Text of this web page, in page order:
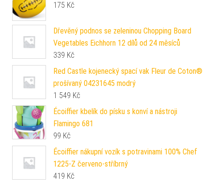
175 Kč
Dřevěný podnos se zeleninou Chopping Board
Vegetables Eichhorn 12 dílů od 24 měsíců
339 Kč
Red Castle kojenecký spací vak Fleur de Coton®
prošívaný 04231645 modrý
1 549 Kč
Écoiffier kbelík do písku s konví a nástroji
Flamingo 681
99 Kč
Écoiffier nákupní vozík s potravinami 100% Chef
1225-Z červeno-stříbrný
419 Kč